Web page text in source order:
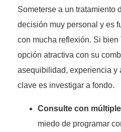
Someterse a un tratamiento
decisión muy personal y es
con mucha reflexión. Si bien
opción atractiva con su
asequibilidad, experiencia y
clave es investigar a fondo.
Consulte con
miedo de programar